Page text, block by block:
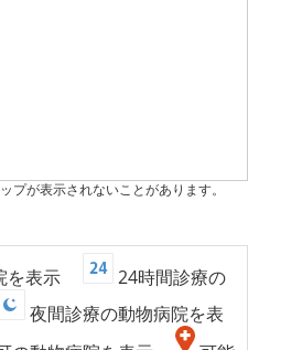
が表示されないことがあります。
を表示
24時間診療の
夜間診療の動物病院を表